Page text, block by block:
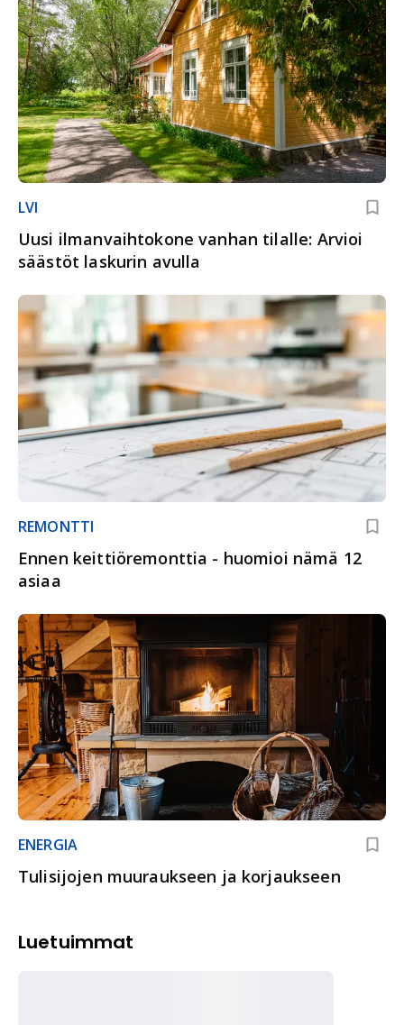
LVI
Uusi ilmanvaihtokone vanhan tilalle: Arvioi
säästöt laskurin avulla
REMONTTI
Ennen keittiöremonttia - huomioi nämä 12
asiaa
ENERGIA
Tulisijojen muuraukseen ja korjaukseen
Luetuimmat